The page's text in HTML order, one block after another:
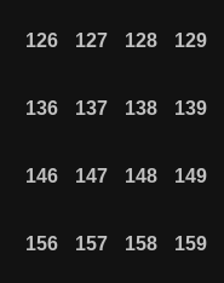
126 127 128 129
136 137 138 139
146 147 148 149
156 157 158 159